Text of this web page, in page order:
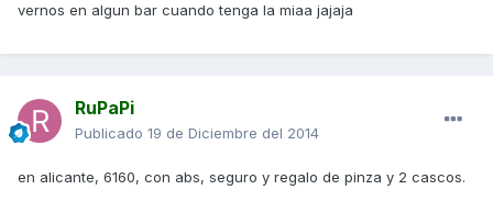
vernos en algun bar cuando tenga la miaa jajaja
RuPaPi
Publicado 19 de Diciembre del 2014
en alicante, 6160, con abs, seguro y regalo de pinza y 2 cascos.